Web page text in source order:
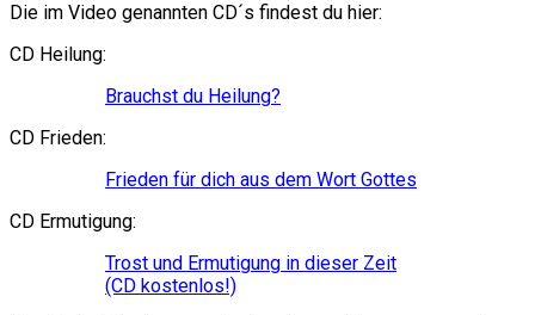
Die im Video genannten CD´s findest du hier:
CD Heilung:
Brauchst du Heilung?
CD Frieden:
Frieden für dich aus dem Wort Gottes
CD Ermutigung:
Trost und Ermutigung in dieser Zeit
(CD kostenlos!)